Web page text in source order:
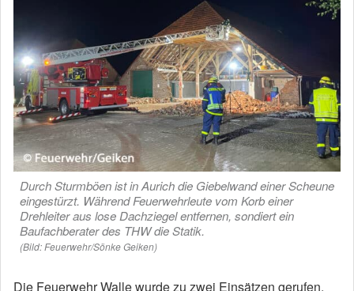
Durch Sturmböen ist in Aurich die Giebelwand einer Scheune
eingestürzt. Während Feuerwehrleute vom Korb einer
Drehleiter aus lose Dachziegel entfernen, sondiert ein
Baufachberater des THW die Statik.
(Bild: Feuerwehr/Sönke Geiken)
Die Feuerwehr Walle wurde zu zwei Einsätzen gerufen,